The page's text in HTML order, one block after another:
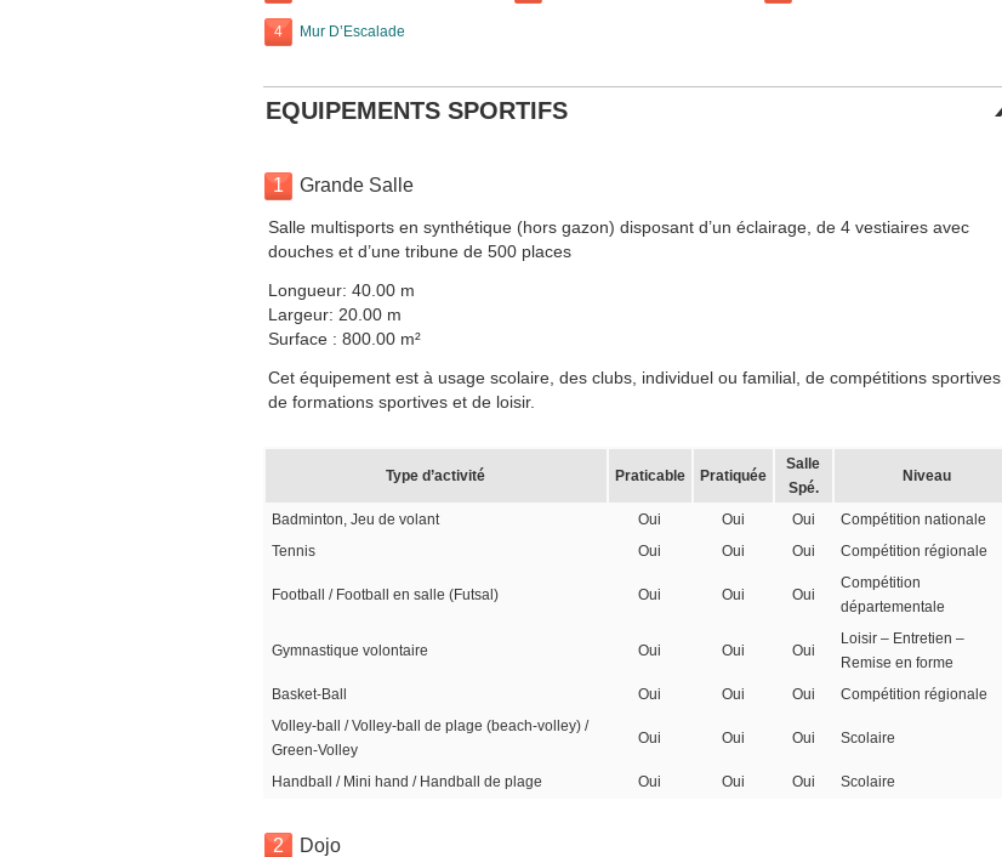
4 Mur D’Escalade
EQUIPEMENTS SPORTIFS
1 Grande Salle
Salle multisports en synthétique (hors gazon) disposant d’un éclairage, de 4 vestiaires avec
douches et d’une tribune de 500 places
Longueur: 40.00 m
Largeur: 20.00 m
Surface : 800.00 m²
Cet équipement est à usage scolaire, des clubs, individuel ou familial, de compétitions sportives,
de formations sportives et de loisir.
Type d’activité Praticable Pratiquée
Salle
Spé.
Niveau
Badminton, Jeu de volant Oui Oui Oui
Compétition nationale
Tennis
Oui Oui Oui Compétition régionale
Football / Football en salle (Futsal) Oui Oui Oui
Compétition
départementale
Gymnastique volontaire Oui Oui Oui
Loisir – Entretien –
Remise en forme
Basket-Ball
Oui Oui Oui
Compétition régionale
Volley-ball / Volley-ball de plage (beach-volley) /
Green-Volley
Oui Oui Oui Scolaire
Handball / Mini hand / Handball de plage Oui Oui Oui Scolaire
2 Dojo